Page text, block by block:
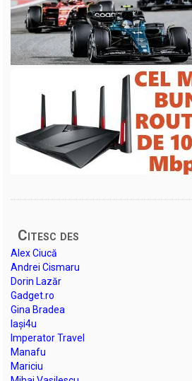
Citesc des
Alex Ciucă
Andrei Cismaru
Dorin Lazăr
Gadget.ro
Gina Bradea
Iași4u
Imperator Travel
Manafu
Mariciu